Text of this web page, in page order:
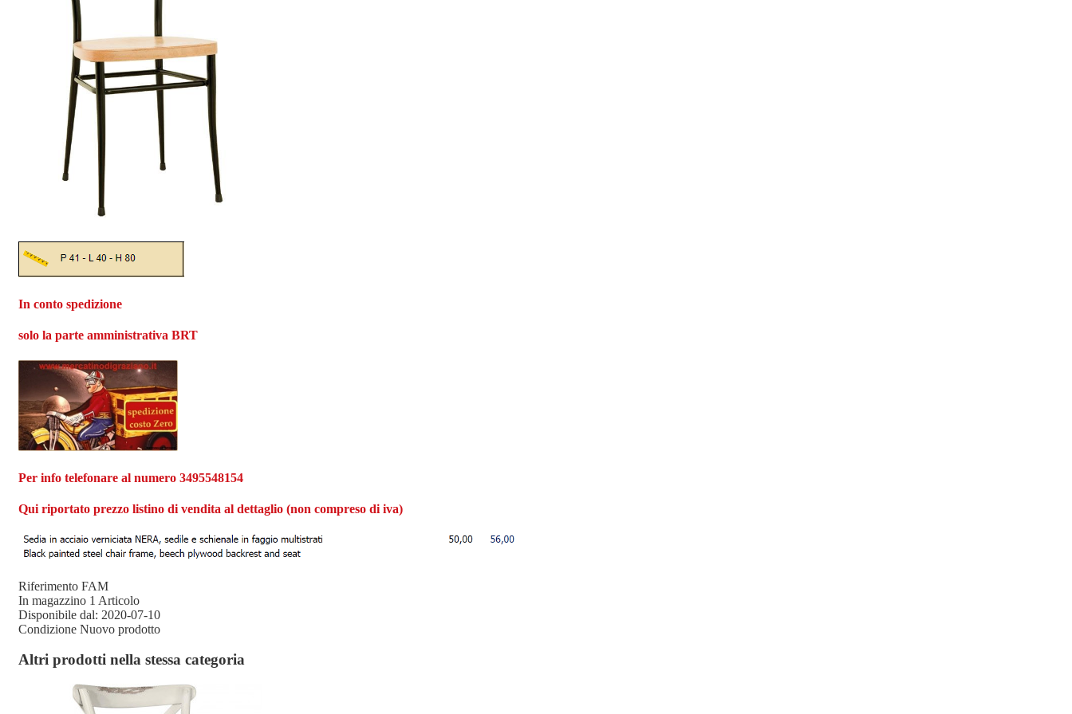
In conto spedizione
solo la parte amministrativa BRT
Per info telefonare al numero 3495548154
Qui riportato prezzo listino di vendita al dettaglio (non compreso di iva)
Riferimento FAM
In magazzino 1 Articolo
Disponibile dal: 2020-07-10
Condizione Nuovo prodotto
Altri prodotti nella stessa categoria